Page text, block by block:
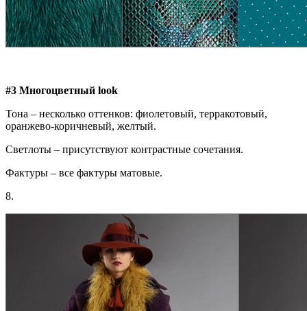
#3 Многоцветный look
Тона – несколько оттенков: фиолетовый, терракотовый,
оранжево-коричневый, желтый.
Светлоты – присутствуют контрастные сочетания.
Фактуры – все фактуры матовые.
8.